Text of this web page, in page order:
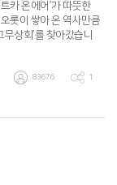
카 온에어’가 따뜻한
롯이 쌓아 온 역사만큼
상회’를 찾아갔습니
83676 1